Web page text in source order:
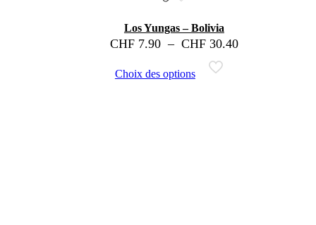
Los Yungas – Bolivia
CHF7.90 – CHF30.40
Choix des options